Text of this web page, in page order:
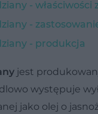
- właściwości
-
- produkcja
jest
występuje
jako olej o